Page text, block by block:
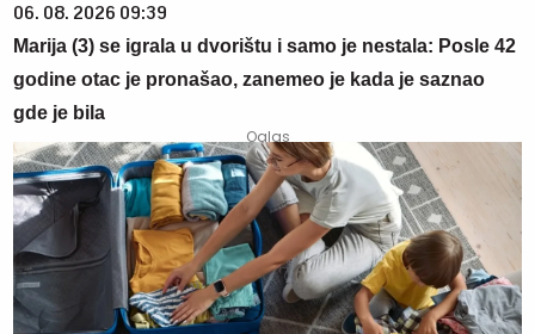
06. 08. 2026 09:39
Marija (3) se igrala u dvorištu i samo je nestala: Posle 42
godine otac je pronašao, zanemeo je kada je saznao
gde je bila